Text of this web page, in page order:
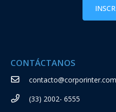
CONTÁCTANOS
contacto@corporinter.com
(33) 2002- 6555